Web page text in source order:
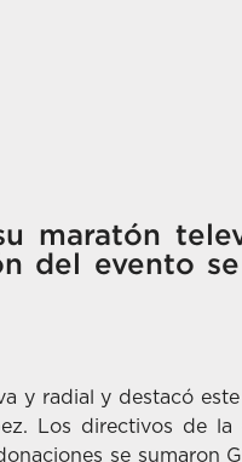
maratón
del evento
y radial y destacó
Los directivos de
se sumaron